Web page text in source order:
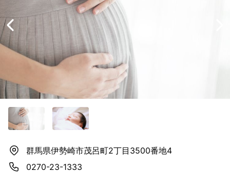
群馬県伊勢崎市茂呂町2丁目3500番地4
0270-23-1333